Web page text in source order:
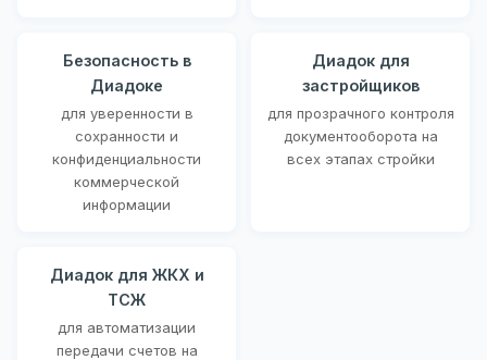
Безопасность в
Диадоке
для уверенности в
сохранности и
конфиденциальности
коммерческой
информации
Диадок для
застройщиков
для прозрачного контроля
документооборота на
всех этапах стройки
Диадок для ЖКХ и
ТСЖ
для автоматизации
передачи счетов на